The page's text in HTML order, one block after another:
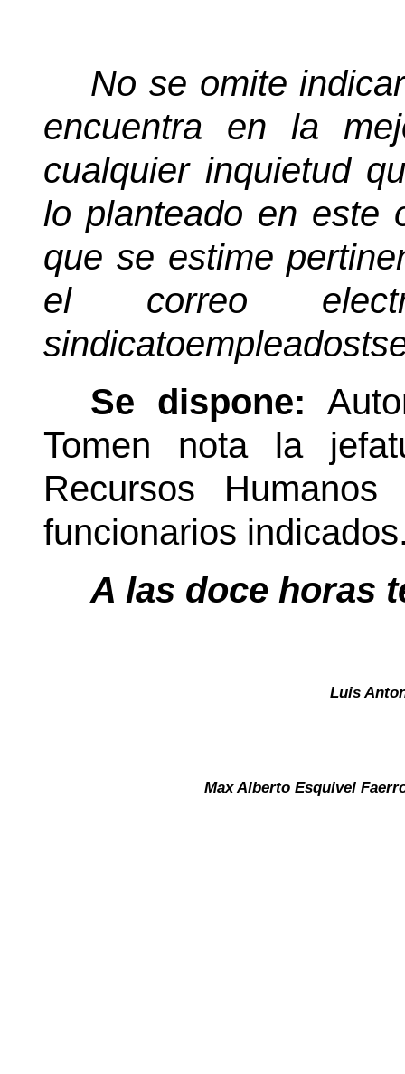
No se omite
encuentra en la
cualquier inquietud
lo planteado en este
que se estime
el correo
Se dispone:
Tomen nota la
Recursos
funcionarios
A las doce horas
Luis
Max Alberto Esquivel